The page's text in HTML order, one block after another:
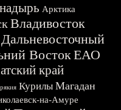
Арктика
Владивосток
Дальневосточный
ВостокЕАО
край
Курилы Магадан
на-Амуре